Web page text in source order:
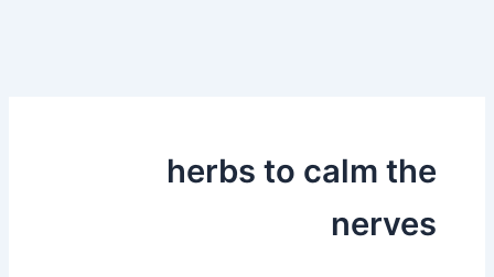
herbs to calm the
nerves